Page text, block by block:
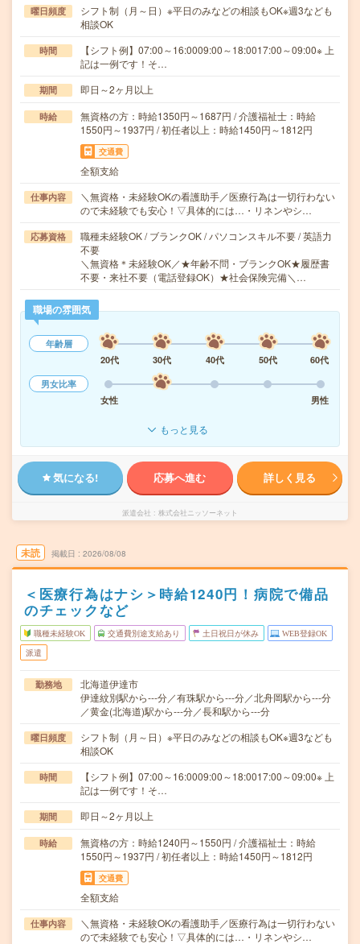
曜日頻度
シフト制（月～日）※平日のみなどの相談もOK※週3なども
相談OK
時間
【シフト例】07:00～16:0009:00～18:0017:00～09:00※ 上
記は一例です！そ…
期間 即日～2ヶ月以上
時給
無資格の方：時給1350円～1687円 / 介護福祉士：時給
1550円～1937円 / 初任者以上：時給1450円～1812円
交通費
全額支給
仕事内容
＼無資格・未経験OKの看護助手／医療行為は一切行わない
ので未経験でも安心！▽具体的には…・リネンやシ…
応募資格
職種未経験OK / ブランクOK / パソコンスキル不要 / 英語力
不要
＼無資格＊未経験OK／★年齢不問・ブランクOK★履歴書
不要・来社不要（電話登録OK）★社会保険完備＼…
職場の雰囲気
年齢層
20代
30代 40代 50代
60代
男女比率
女性
男性
もっと見る
気になる! 応募へ進む 詳しく見る
派遣会社 株式会社ニッソーネット
未読 掲載日 2026/08/08
＜医療行為はナシ＞時給1240円！病院で備品
のチェックなど
職種未経験OK 交通費別途支給あり 土日祝日が休み WEB登録OK
派遣
勤務地
北海道伊達市
伊達紋別駅から---分／有珠駅から---分／北舟岡駅から---分
／黄金(北海道)駅から---分／長和駅から---分
曜日頻度
シフト制（月～日）※平日のみなどの相談もOK※週3なども
相談OK
時間
【シフト例】07:00～16:0009:00～18:0017:00～09:00※ 上
記は一例です！そ…
期間 即日～2ヶ月以上
時給
無資格の方：時給1240円～1550円 / 介護福祉士：時給
1550円～1937円 / 初任者以上：時給1450円～1812円
交通費
全額支給
仕事内容
＼無資格・未経験OKの看護助手／医療行為は一切行わない
ので未経験でも安心！▽具体的には…・リネンやシ…